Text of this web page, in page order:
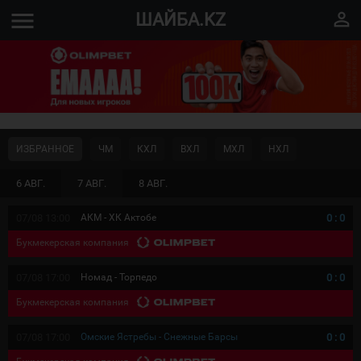
menu ШАЙБА.KZ perm_identity
6 АВГ. 7 АВГ. 8 АВГ.
ИЗБРАННОЕ ЧМ КХЛ ВХЛ МХЛ НХЛ
АКМ - ХК Актобе 0 : 0
Букмекерская компания
Номад - Торпедо 0 : 0
Букмекерская компания
Омские Ястребы - Снежные Барсы 0 : 0